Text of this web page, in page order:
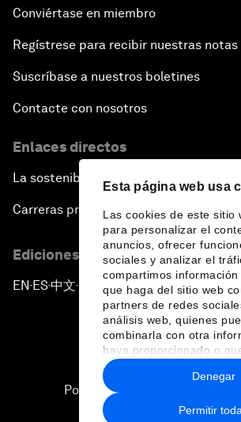
Esta página web usa
Las cookies de este sitio
para personalizar el
anuncios, ofrecer
sociales y analizar el
compartimos
que haga del sitio web
partners de redes
análisis web, quienes
combinarla con otra
haya proporcionado o
recopilado a partir del
hecho de sus servicios.
Permitir
Denegar
Conviértase en miembro
Regístrese para recibir nuestras
Suscríbase a nuestros boletines
Contacte con nosotros
Enlaces directos
La sostenibilidad en el Foro
Carreras profesionales
Ediciones en otros idiomas
EN ▪ ES▪中文▪ 日本語
Política de privacidad y